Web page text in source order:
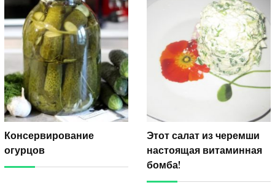
Консервирование
огурцов
Этот салат из черемши
настоящая витаминная
бомба!